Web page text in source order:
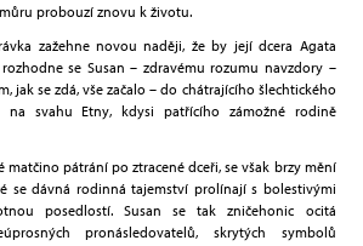
probouzí znovu k životu.
zažehne novou naději, že by její dcera Agata
se Susan – zdravému rozumu navzdory –
jak se zdá, vše začalo – do chátrajícího šlechtického
na svahu Etny, kdysi patřícího zámožné rodině
matčino pátrání po ztracené dceři, se však brzy mění
se dávná rodinná tajemství prolínají s bolestivými
posedlostí. Susan se tak zničehonic ocitá
pronásledovatelů, skrytých symbolů